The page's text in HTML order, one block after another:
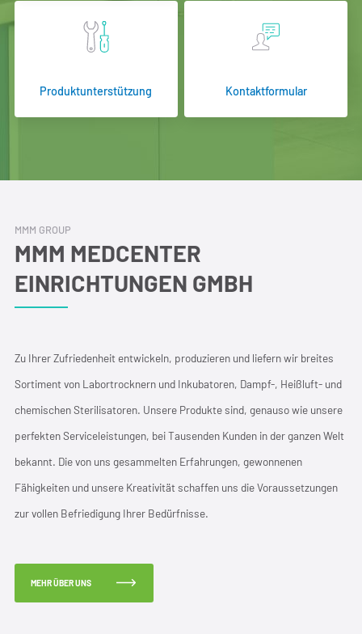
Produktunterstützung Kontaktformular
MMM GROUP
MMM MEDCENTER
EINRICHTUNGEN GMBH
Zu Ihrer Zufriedenheit entwickeln, produzieren und liefern wir breites
Sortiment von Labortrocknern und Inkubatoren, Dampf-, Heißluft- und
chemischen Sterilisatoren. Unsere Produkte sind, genauso wie unsere
perfekten Serviceleistungen, bei Tausenden Kunden in der ganzen Welt
bekannt. Die von uns gesammelten Erfahrungen, gewonnenen
Fähigkeiten und unsere Kreativität schaffen uns die Voraussetzungen
zur vollen Befriedigung Ihrer Bedürfnisse.
MEHR ÜBER UNS